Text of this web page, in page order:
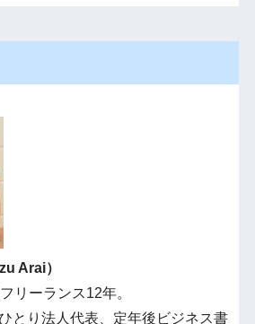
Arai）
リーランス12年。
とり法人代表、定年後ビジネス書